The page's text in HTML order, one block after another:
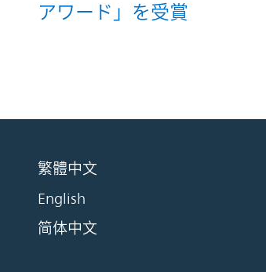
アワード」を受賞
繁體中文
English
简体中文